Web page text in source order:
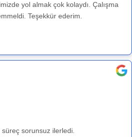
yol almak çok kolaydı. Çalışma
Teşekkür ederim.
sorunsuz ilerledi.